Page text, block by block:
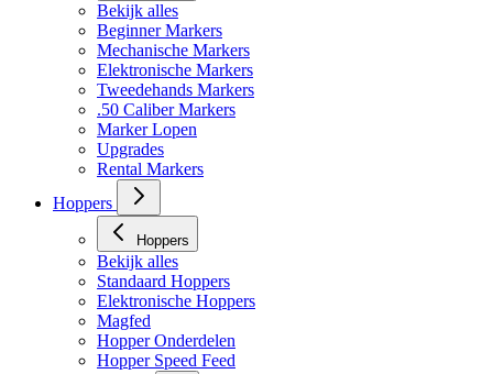
Bekijk alles
Beginner Markers
Mechanische Markers
Elektronische Markers
Tweedehands Markers
.50 Caliber Markers
Marker Lopen
Upgrades
Rental Markers
Hoppers
Hoppers
Bekijk alles
Standaard Hoppers
Elektronische Hoppers
Magfed
Hopper Onderdelen
Hopper Speed Feed